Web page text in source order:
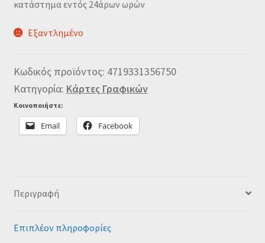
κατάστημα εντός 24άρων ωρών
Εξαντλημένο
Κωδικός προϊόντος: 4719331356750
Κατηγορία: Κάρτες Γραφικών
Κοινοποιήστε:
Email Facebook
Περιγραφή
Επιπλέον πληροφορίες